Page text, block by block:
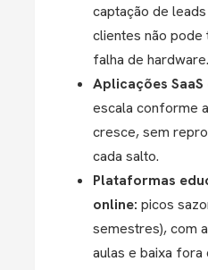
captação de
clientes não
falha de hardware.
Aplicações
escala conforme
cresce, sem
cada salto.
Plataformas
online: picos
semestres), com
aulas e baixa fora